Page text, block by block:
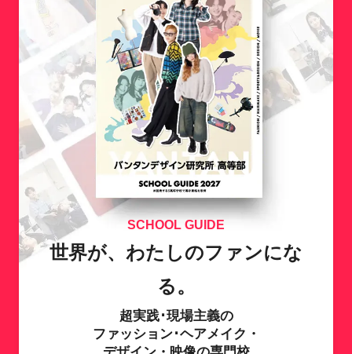
SCHOOL GUIDE
世界が、わたしのファンにな
る。
超実践･現場主義の
ファッション･ヘアメイク・